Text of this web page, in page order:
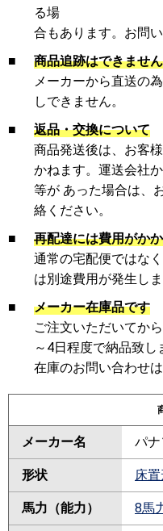
る場
合もあります。お問
■
商品追跡はできません
メーカーから直送の
しできません。
■
返品・交換について
商品発送後は、お客
かねます。運送会社
等が あった場合は、
絡ください。
■
再配達には費用がか
通常の宅配便ではな
は別途費用が発生し
■
メーカー在庫品です
ご注文いただいてか
～4日程度で納品致し
在庫のお問い合わせは
メーカー名 パナ
形状 床
馬力（能力） 8馬